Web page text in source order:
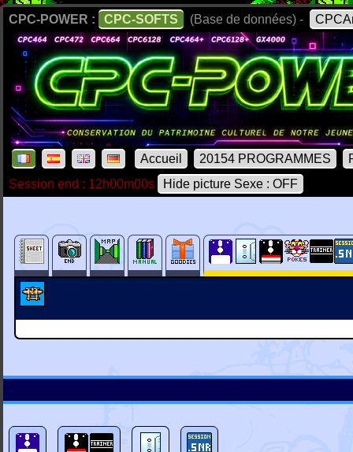
CPC-POWER : CPC-SOFTS (Base de données) -
Accueil 20154 PROGRAMMES
Session end : 12h00m00s
Hide picture Sexe : OFF